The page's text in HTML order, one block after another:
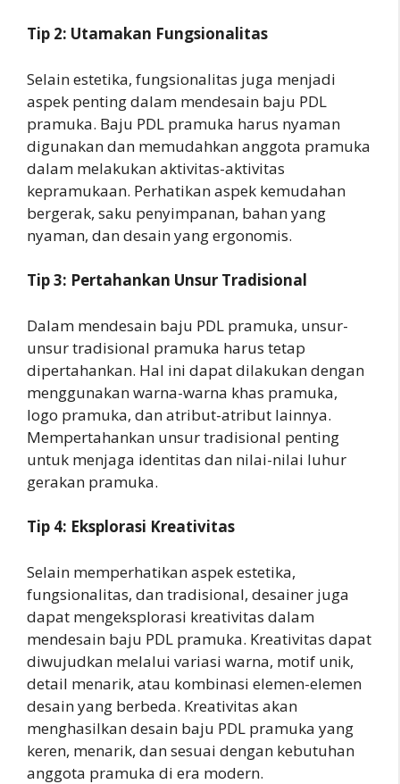
Tip 2: Utamakan Fungsionalitas
Selain estetika, fungsionalitas juga menjadi
aspek penting dalam mendesain baju PDL
pramuka. Baju PDL pramuka harus nyaman
digunakan dan memudahkan anggota pramuka
dalam melakukan aktivitas-aktivitas
kepramukaan. Perhatikan aspek kemudahan
bergerak, saku penyimpanan, bahan yang
nyaman, dan desain yang ergonomis.
Tip 3: Pertahankan Unsur Tradisional
Dalam mendesain baju PDL pramuka, unsur-
unsur tradisional pramuka harus tetap
dipertahankan. Hal ini dapat dilakukan dengan
menggunakan warna-warna khas pramuka,
logo pramuka, dan atribut-atribut lainnya.
Mempertahankan unsur tradisional penting
untuk menjaga identitas dan nilai-nilai luhur
gerakan pramuka.
Tip 4: Eksplorasi Kreativitas
Selain memperhatikan aspek estetika,
fungsionalitas, dan tradisional, desainer juga
dapat mengeksplorasi kreativitas dalam
mendesain baju PDL pramuka. Kreativitas dapat
diwujudkan melalui variasi warna, motif unik,
detail menarik, atau kombinasi elemen-elemen
desain yang berbeda. Kreativitas akan
menghasilkan desain baju PDL pramuka yang
keren, menarik, dan sesuai dengan kebutuhan
anggota pramuka di era modern.